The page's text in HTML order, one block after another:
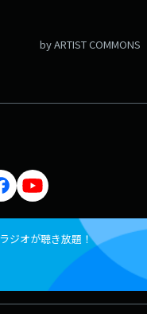
by ARTIST COMMONS
ジオが聴き放題！